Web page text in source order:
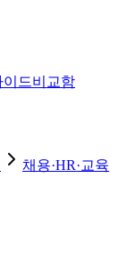
이드비교함
채용·HR·교육